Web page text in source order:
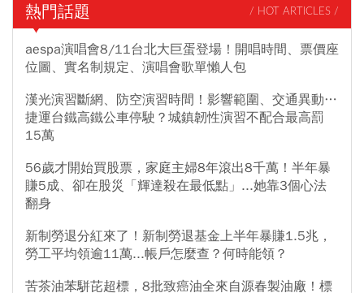
熱門話題 / HOT ARTICLES /
aespa演唱會8/11台北大巨蛋登場！開唱時間、票價座
位圖、實名制規定、演唱會歌單懶人包
漢光演習斷網、防空演習時間！影響範圍、交通異動…
捷運台鐵高鐵公車停駛？城鎮韌性演習不配合最高罰
15萬
56歲才開始買股票，家庭主婦8年滾出8千萬！半年暴
賺5成、卻在股災「輝達殺在最低點」...她靠3個心法
翻身
新制勞退分紅來了！新制勞退基金上半年暴賺1.5兆，
勞工平均領逾11萬...帳戶怎麼查？何時能領？
苦茶油苯駢芘超標，8批致癌油全來自源春製油廠！標